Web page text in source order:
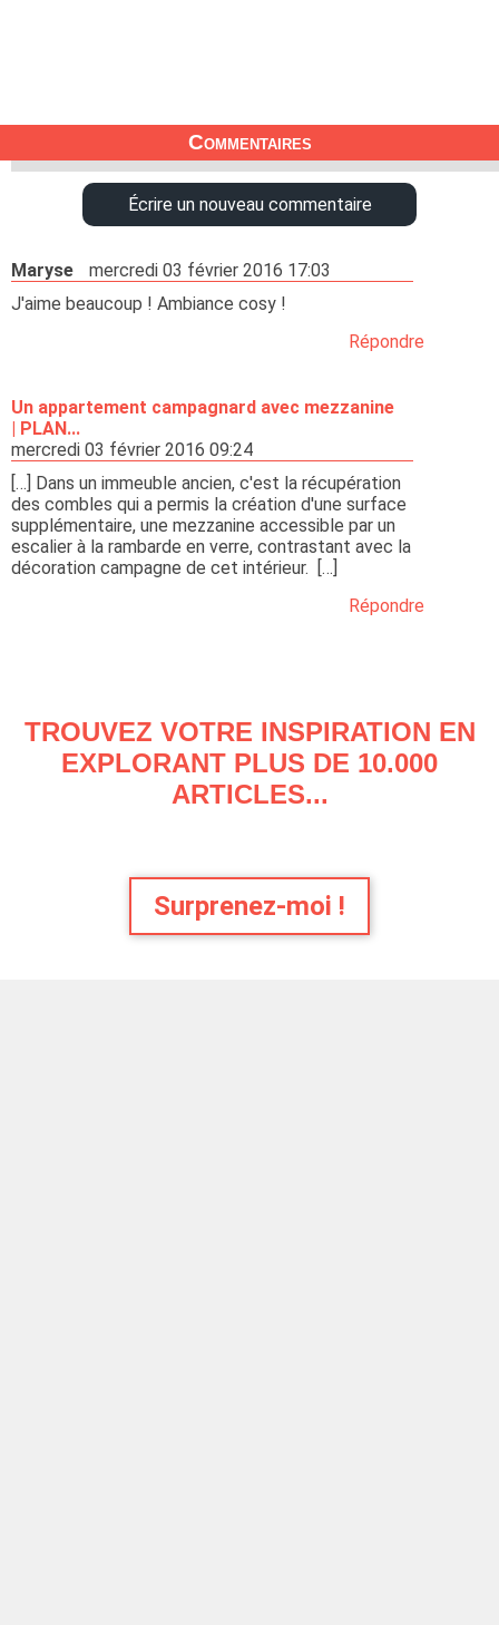
Commentaires
Écrire un nouveau commentaire
Maryse
mercredi 03 février 2016 17:03
J'aime beaucoup ! Ambiance cosy !
Répondre
Un appartement campagnard avec mezzanine
| PLAN...
mercredi 03 février 2016 09:24
[…] Dans un immeuble ancien, c'est la récupération
des combles qui a permis la création d'une surface
supplémentaire, une mezzanine accessible par un
escalier à la rambarde en verre, contrastant avec la
décoration campagne de cet intérieur. […]
Répondre
TROUVEZ VOTRE INSPIRATION EN
EXPLORANT PLUS DE 10.000
ARTICLES...
Surprenez-moi !